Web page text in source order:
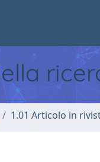
1.01 Articolo in